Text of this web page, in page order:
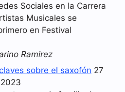
Sociales en la Carrera
Musicales se
en Festival
Ramirez
sobre el saxofón 27